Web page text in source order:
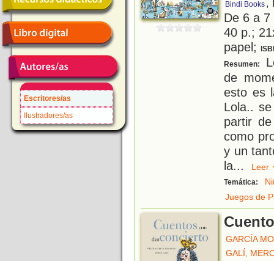
Escritores/as
Ilustradores/as
Bindi Books ,
De 6 a
40 p.;
papel;
Resumen:
de
esto es
Lola..
partir
como
y un
la...
Temática:
Juegos de
GARCÍA
GALÍ,